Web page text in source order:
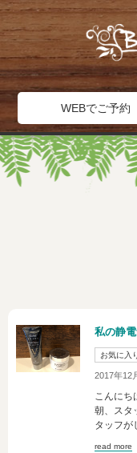
WEBでご予約
私の静
お気に入
2017年12
こんに
朝、スタ
タッフが
read more